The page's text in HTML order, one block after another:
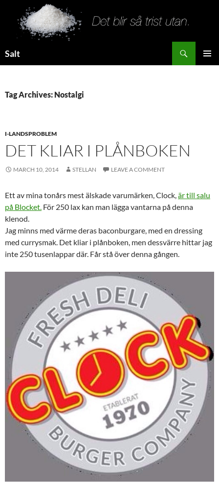
Salt
Tag Archives: Nostalgi
I-LANDSPROBLEM
DET KLIAR I PLÅNBOKEN
MARCH 10, 2014 STELLAN LEAVE A COMMENT
Ett av mina tonårs mest älskade varumärken, Clock,är till salu
på Blocket. För 250 lax kan man lägga vantarna på denna
klenod.
Jag minns med värme deras baconburgare, med en dressing
med currysmak. Det kliar i plånboken, men dessvärre hittar jag
inte 250 tusenlappar där. Får stå över denna gången.